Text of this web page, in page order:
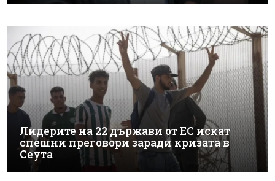
Лидерите на 22 държави от ЕС искат
спешни преговори заради кризата в
Сеута